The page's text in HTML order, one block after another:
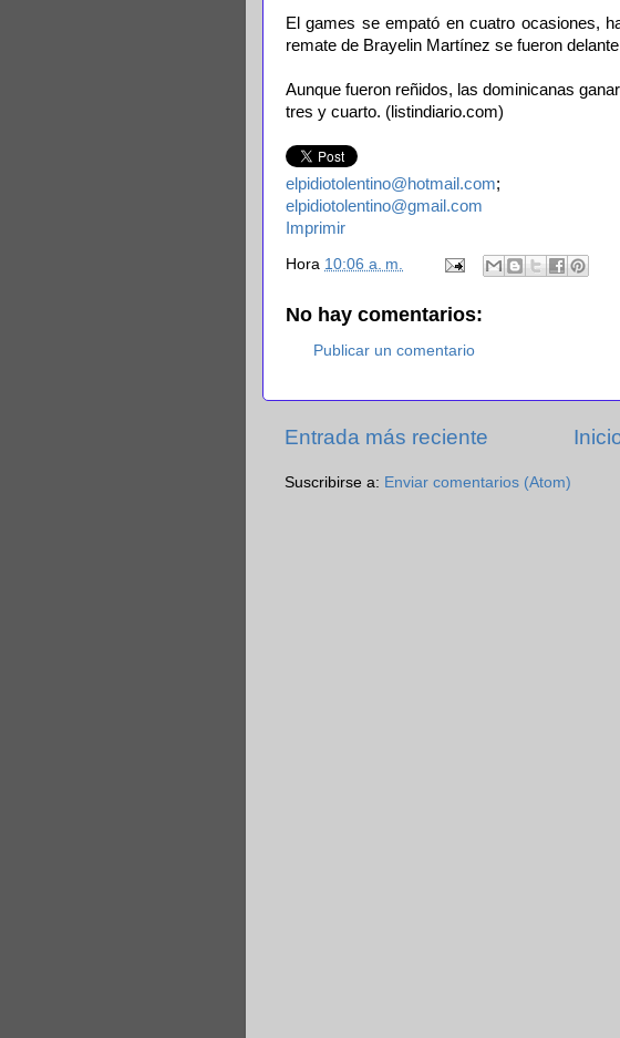
El games se empató en cuatro ocasiones,
remate de Brayelin Martínez se fueron
Aunque fueron reñidos, las dominicanas
tres y cuarto. (listindiario.com)
elpidiotolentino@hotmail.com;
elpidiotolentino@gmail.com
Imprimir
Hora 10:06 a. m.
No hay comentarios:
Publicar un comentario
Entrada más reciente
Suscribirse a: Enviar comentarios (Atom)